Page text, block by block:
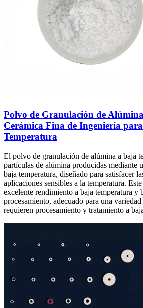
Polvo de Granulación de
Cerámica Fina de Ingeniería
Temperatura
El polvo de granulación de alúmina a baja
partículas de alúmina producidas mediante
baja temperatura, diseñado para satisfacer
aplicaciones sensibles a la temperatura.
excelente rendimiento a baja temperatura y
procesamiento, adecuado para una
requieren procesamiento y tratamiento a